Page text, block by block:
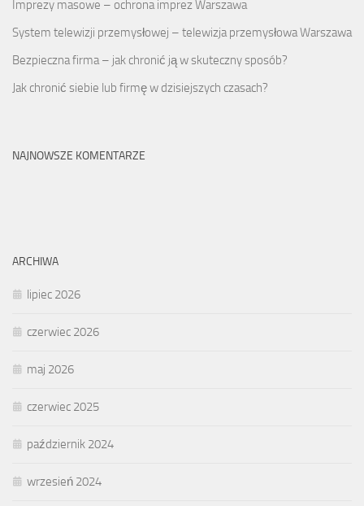
Imprezy masowe – ochrona imprez Warszawa
System telewizji przemysłowej – telewizja przemysłowa Warszawa
Bezpieczna firma – jak chronić ją w skuteczny sposób?
Jak chronić siebie lub firmę w dzisiejszych czasach?
NAJNOWSZE KOMENTARZE
ARCHIWA
lipiec 2026
czerwiec 2026
maj 2026
czerwiec 2025
październik 2024
wrzesień 2024